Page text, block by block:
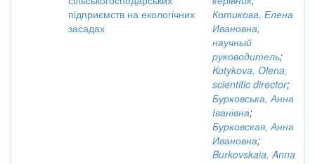
підприємств на екологічних
засадах
Котикова, Елена
Ивановна,
научный
руководитель;
Kotykova, Olena,
scientific director;
Бурковська, Анна
Іванівна;
Бурковская, Анна
Ивановна;
Burkovskaia, Anna